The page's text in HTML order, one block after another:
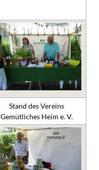
Stand des Vereins
Gemütliches Heim e. V.